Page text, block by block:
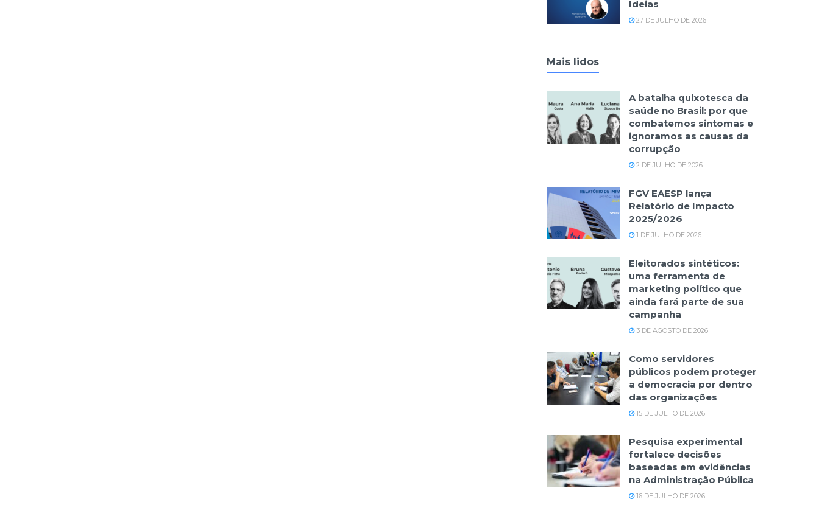
Ideias
27 DE JULHO DE 2026
Mais lidos
A batalha quixotesca da
saúde no Brasil: por que
combatemos sintomas e
ignoramos as causas da
corrupção
2 DE JULHO DE 2026
FGV EAESP lança
Relatório de Impacto
2025/2026
1 DE JULHO DE 2026
Eleitorados sintéticos:
uma ferramenta de
marketing político que
ainda fará parte de sua
campanha
3 DE AGOSTO DE 2026
Como servidores
públicos podem proteger
a democracia por dentro
das organizações
15 DE JULHO DE 2026
Pesquisa experimental
fortalece decisões
baseadas em evidências
na Administração Pública
16 DE JULHO DE 2026